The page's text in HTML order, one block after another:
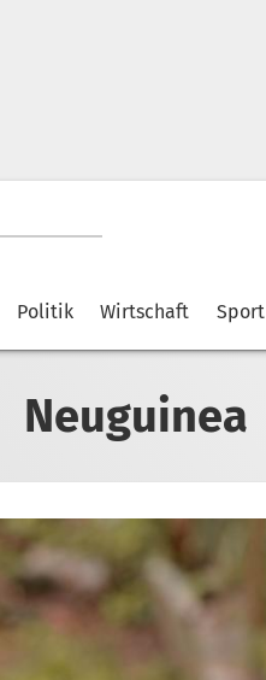
Politik Wirtschaft Sport
Neuguinea